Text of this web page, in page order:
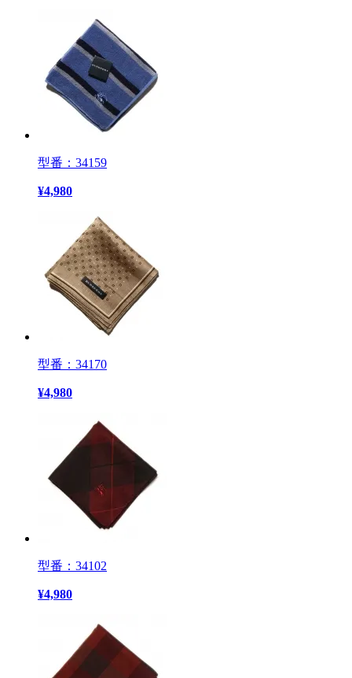
型番：34159
¥4,980
型番：34170
¥4,980
型番：34102
¥4,980